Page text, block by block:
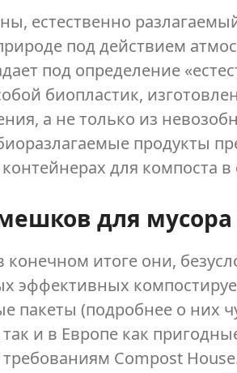
естественно
под действием
под определение
биопластик,
а не только из
продукты
для компоста в
для мусора
конечном итоге они,
эффективных
пакеты (подробнее о них
и в Европе как
требованиям Compost